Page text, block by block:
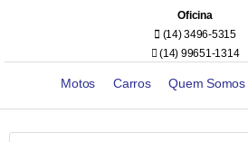
Oficina
(14) 3496-5315
(14) 99651-1314
Motos Carros Quem Somos